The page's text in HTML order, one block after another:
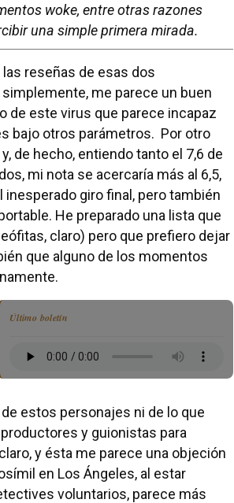
woke, entre otras razones
una simple primera mirada.
reseñas de esas dos
me parece un buen
de este virus que parece incapaz
bajo otros parámetros. Por otro
de hecho, entiendo tanto el 7,6 de
mi nota se acercaría más al 6,5,
inesperado giro final, pero también
He preparado una lista que
claro) pero que prefiero dejar
que alguno de los momentos
Último boletín
estos personajes ni de lo que
y guionistas para
y ésta me parece una objeción
en Los Ángeles, al estar
voluntarios, parece más